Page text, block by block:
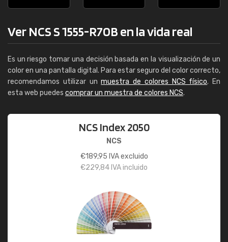
Ver NCS S 1555-R70B en la vida real
Es un riesgo tomar una decisión basada en la visualización de un
color en una pantalla digital. Para estar seguro del color correcto,
recomendamos utilizar unmuestra de colores NCS físico. En
esta web puedes comprar un muestra de colores NCS.
NCS Index 2050
NCS
€189,95 IVA excluido
€229,84 IVA incluido